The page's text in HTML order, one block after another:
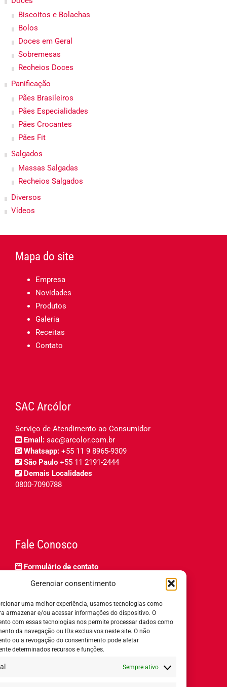
Gerenciar consentimento
uma melhor experiência, usamos tecnologias como
armazenar e/ou acessar informações do dispositivo. O
com essas tecnologias nos permite processar dados como
da navegação ou IDs exclusivos neste site. O não
ou a revogação do consentimento pode afetar
determinados recursos e funções.
Sempre ativo
Biscoitos e Bolachas
Bolos
Doces em Geral
Sobremesas
Recheios Doces
Panificação
Pães Brasileiros
Pães Especialidades
Pães Crocantes
Pães Fit
Salgados
Massas Salgadas
Recheios Salgados
Diversos
Vídeos
Mapa do site
Empresa
Novidades
Produtos
Galeria
Receitas
Contato
SAC Arcólor
Serviço de Atendimento ao Consumidor
Email: sac@arcolor.com.br
Whatsapp: +55 11 9 8965-9309
São Paulo +55 11 2191-2444
Demais Localidades
0800-7090788
Fale Conosco
Formulário de contato
Relatório de igualdade salarial
Horário de Atendimento:
8h ás 18h